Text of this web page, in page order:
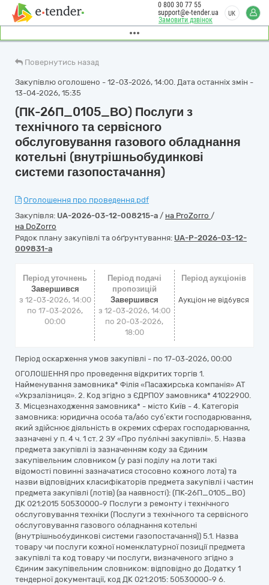
Замовити дзвінок
0 800 30 77 55
support@e-tender.ua
UK
Повернутись назад
Закупівлю оголошено - 12-03-2026, 14:00. Дата останніх змін -
13-04-2026, 15:35
(ПК-26П_0105_ВО) Послуги з
технічного та сервісного
обслуговування газового обладнання
котельні (внутрішньобудинкові
системи газопостачання)
Оголошення про проведення.pdf
Закупівля: UA-2026-03-12-008215-a / на ProZorro /
на DoZorro
Рядок плану закупівлі та обґрунтування: UA-P-2026-03-12-
009831-a
Період уточнень
Завершився
з 12-03-2026, 14:00
по 17-03-2026,
00:00
Період подачі
пропозицій
Завершився
з 12-03-2026, 14:00
по 20-03-2026,
18:00
Період аукціонів
Аукціон не відбувся
Період оскарження умов закупівлі - по 17-03-2026, 00:00
ОГОЛОШЕННЯ про проведення відкритих торгів 1.
Найменування замовника* Філія «Пасажирська компанія» АТ
«Укрзалізниця». 2. Код згідно з ЄДРПОУ замовника* 41022900.
3. Місцезнаходження замовника* - місто Київ - 4. Категорія
замовника: юридична особа та/або суб’єкти господарювання,
який здійснює діяльність в окремих сферах господарювання,
зазначені у п. 4 ч. 1 ст. 2 ЗУ «Про публічні закупівлі». 5. Назва
предмета закупівлі із зазначенням коду за Єдиним
закупівельним словником (у разі поділу на лоти такі
відомості повинні зазначатися стосовно кожного лота) та
назви відповідних класифікаторів предмета закупівлі і частин
предмета закупівлі (лотів) (за наявності): (ПК-26П_0105_ВО)
ДК 021:2015 50530000-9 Послуги з ремонту і технічного
обслуговування техніки (Послуги з технічного та сервісного
обслуговування газового обладнання котельні
(внутрішньобудинкові системи газопостачання)) 5.1. Назва
товару чи послуги кожної номенклатурної позиції предмета
закупівлі та код товару чи послуги, визначеного згідно з
Єдиним закупівельним словником: відповідно до Додатку 1
тендерної документації, код ДК 021:2015: 50530000-9 6.